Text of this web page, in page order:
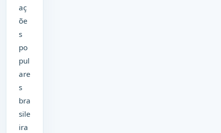
aç
õe
s
po
pul
are
s
bra
sile
ira